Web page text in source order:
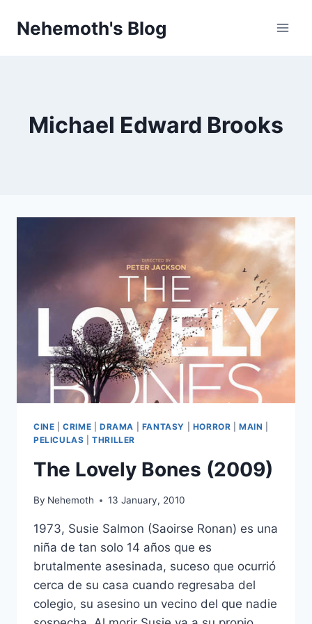
Nehemoth's Blog
Michael Edward Brooks
CINE |CRIME DRAMA FANTASY HORROR |MAIN
PELICULAS |THRILLER
The Lovely Bones (2009)
By Nehemoth 13 January, 2010
1973, Susie Salmon (Saoirse Ronan) es una
niña de tan solo 14 años que es
brutalmente asesinada, suceso que ocurrió
cerca de su casa cuando regresaba del
colegio, su asesino un vecino del que nadie